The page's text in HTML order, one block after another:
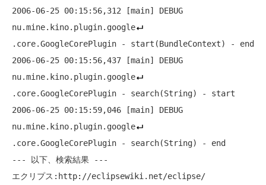
2006-06-25 00:15:56,312 [main] DEBUG
nu.mine.kino.plugin.google
.core.GoogleCorePlugin - start(BundleContext) - end
2006-06-25 00:15:56,437 [main] DEBUG
nu.mine.kino.plugin.google
.core.GoogleCorePlugin - search(String) - start
2006-06-25 00:15:59,046 [main] DEBUG
nu.mine.kino.plugin.google
.core.GoogleCorePlugin - search(String) - end
--- 以下、検索結果 ---
エクリプス:http://eclipsewiki.net/eclipse/